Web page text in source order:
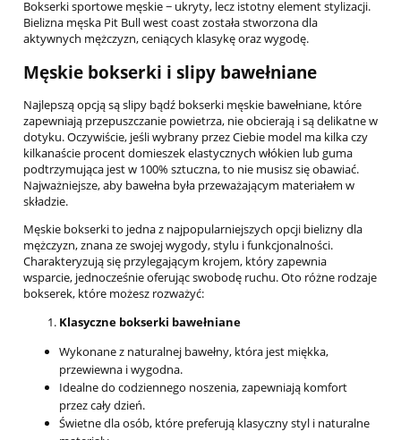
Bokserki sportowe męskie − ukryty, lecz istotny element stylizacji.
Bielizna męska Pit Bull west coast została stworzona dla
aktywnych mężczyzn, ceniących klasykę oraz wygodę.
Męskie bokserki i slipy bawełniane
Najlepszą opcją są slipy bądź bokserki męskie bawełniane, które
zapewniają przepuszczanie powietrza, nie obcierają i są delikatne w
dotyku. Oczywiście, jeśli wybrany przez Ciebie model ma kilka czy
kilkanaście procent domieszek elastycznych włókien lub guma
podtrzymująca jest w 100% sztuczna, to nie musisz się obawiać.
Najważniejsze, aby bawełna była przeważającym materiałem w
składzie.
Męskie bokserki to jedna z najpopularniejszych opcji bielizny dla
mężczyzn, znana ze swojej wygody, stylu i funkcjonalności.
Charakteryzują się przylegającym krojem, który zapewnia
wsparcie, jednocześnie oferując swobodę ruchu. Oto różne rodzaje
bokserek, które możesz rozważyć:
Klasyczne bokserki bawełniane
Wykonane z naturalnej bawełny, która jest miękka,
przewiewna i wygodna.
Idealne do codziennego noszenia, zapewniają komfort
przez cały dzień.
Świetne dla osób, które preferują klasyczny styl i naturalne